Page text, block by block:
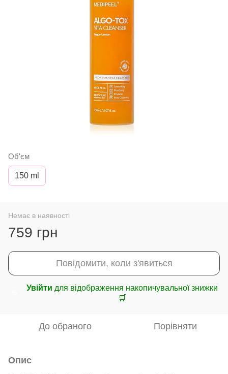
Об'єм
150 ml
Немає в наявності
759 грн
Повідомити, коли з'явиться
Увійти для відображення накопичувальної знижки
🛒
До обраного Порівняти
Опис